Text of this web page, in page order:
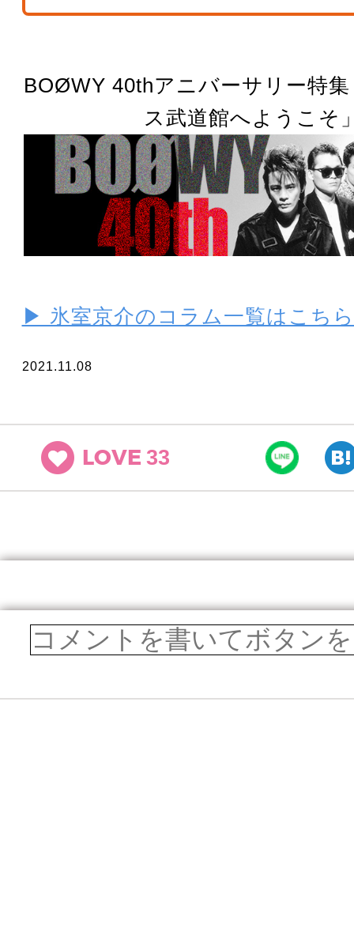
BOØWY 40thアニバーサリー特
ス武道館へようこそ
▶ 氷室京介のコラム一覧はこち
2021.11.08
LOVE 33